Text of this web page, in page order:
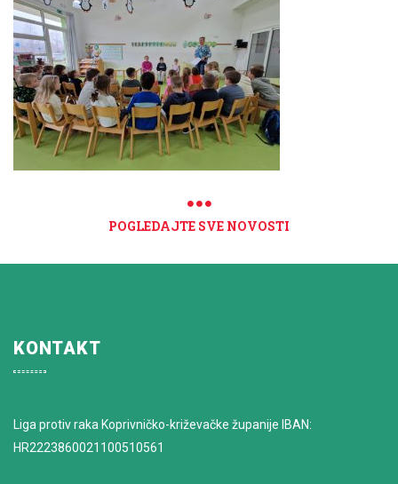
POGLEDAJTE SVE NOVOSTI
KONTAKT
Liga protiv raka Koprivničko-križevačke županije IBAN:
HR2223860021100510561